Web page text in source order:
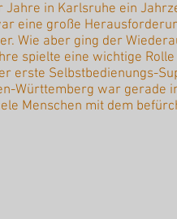
in Karlsruhe ein
eine große
Wie aber ging der
spielte eine wichtige
erste Selbstbedienungs-
Württemberg war
Menschen mit dem